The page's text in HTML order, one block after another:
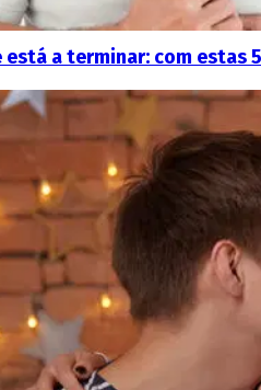
está a terminar: com